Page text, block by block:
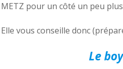
METZ pour un côté un peu
Elle vous conseille donc
Le